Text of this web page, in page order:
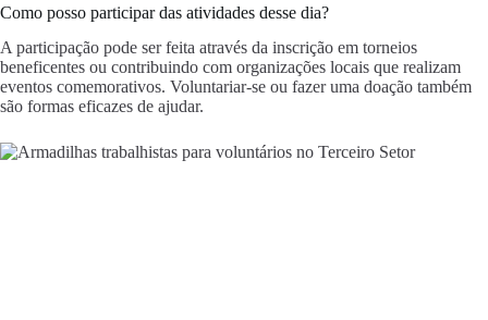
Como posso participar das atividades desse dia?
A participação pode ser feita através da inscrição em torneios
beneficentes ou contribuindo com organizações locais que realizam
eventos comemorativos. Voluntariar-se ou fazer uma doação também
são formas eficazes de ajudar.